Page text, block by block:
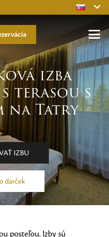
izba
s terasou s
na Tatry
IZBU
darček
posteľou. Izby sú